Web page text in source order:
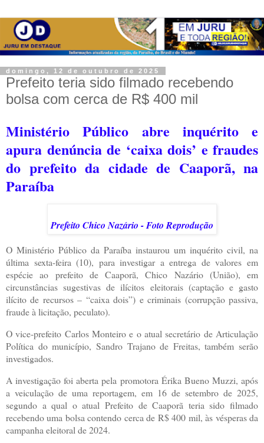
domingo, 12 de outubro de 2025
Prefeito teria sido filmado recebendo
bolsa com cerca de R$ 400 mil
Ministério Público abre inquérito e
apura denúncia de ‘caixa dois’ e fraudes
do prefeito da cidade de Caaporã, na
Paraíba
Prefeito Chico Nazário - Foto Reprodução
O Ministério Público da Paraíba instaurou um inquérito civil, na
última sexta-feira (10), para investigar a entrega de valores em
espécie ao prefeito de Caaporã, Chico Nazário (União), em
circunstâncias sugestivas de ilícitos eleitorais (captação e gasto
ilícito de recursos – “caixa dois”) e criminais (corrupção passiva,
fraude à licitação, peculato).
O vice-prefeito Carlos Monteiro e o atual secretário de Articulação
Política do município, Sandro Trajano de Freitas, também serão
investigados.
A investigação foi aberta pela promotora Érika Bueno Muzzi, após
a veiculação de uma reportagem, em 16 de setembro de 2025,
segundo a qual o atual Prefeito de Caaporã teria sido filmado
recebendo uma bolsa contendo cerca de R$ 400 mil, às vésperas da
campanha eleitoral de 2024.